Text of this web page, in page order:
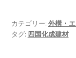
カテゴリー: 外構・
タグ: 四国化成建材